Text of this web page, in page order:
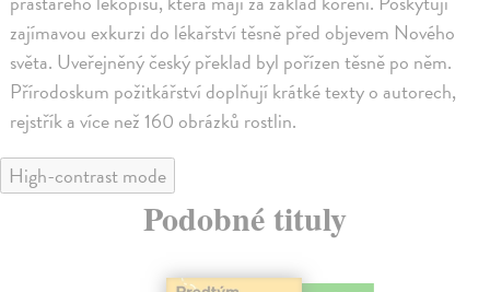
zajímavou exkurzi do lékařství těsně před objevem Nového
světa. Uveřejněný český překlad byl pořízen těsně po něm.
Přírodoskum požitkářství doplňují krátké texty o autorech,
rejstřík a více než 160 obrázků rostlin.
High-contrast mode
Podobné tituly